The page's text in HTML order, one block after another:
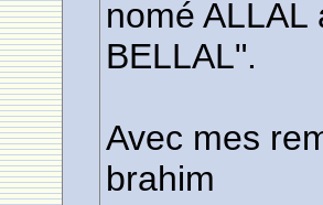
nomé ALLAL
BELLAL".
Avec mes
brahim